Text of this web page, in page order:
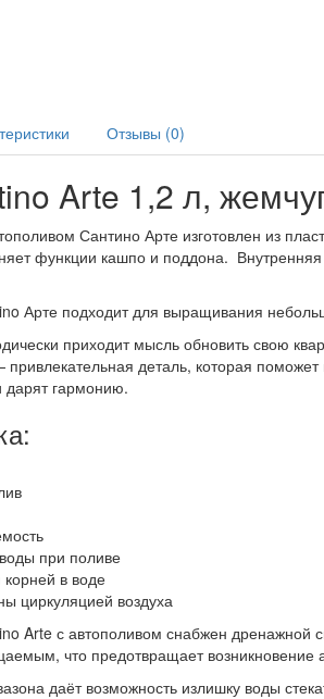
Отзывы (0)
Arte 1,2 л,
Сантино Арте изготовлен из
функции кашпо и поддона. Внутренняя
Арте подходит для выращивания
приходит мысль обновить свою
привлекательная деталь, которая
дарят гармонию.
при поливе
корней в воде
циркуляцией воздуха
Arte с автополивом снабжен дренажной
что предотвращает
даёт возможность излишку воды